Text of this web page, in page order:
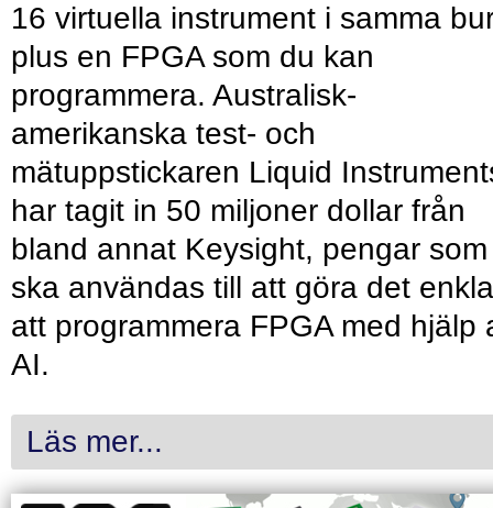
16 virtuella instrument i samma
plus en FPGA som du kan
programmera. Australisk-
amerikanska test- och
mätuppstickaren Liquid
har tagit in 50 miljoner dollar från
bland annat Keysight, pengar som
ska användas till att göra det
att programmera FPGA med hjälp
AI.
Läs mer...